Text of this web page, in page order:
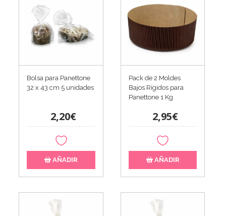
Bolsa para Panettone
32 x 43 cm 5 unidades
2,20€
AÑADIR
Pack de 2 Moldes
Bajos Rígidos para
Panettone 1 Kg
2,95€
AÑADIR